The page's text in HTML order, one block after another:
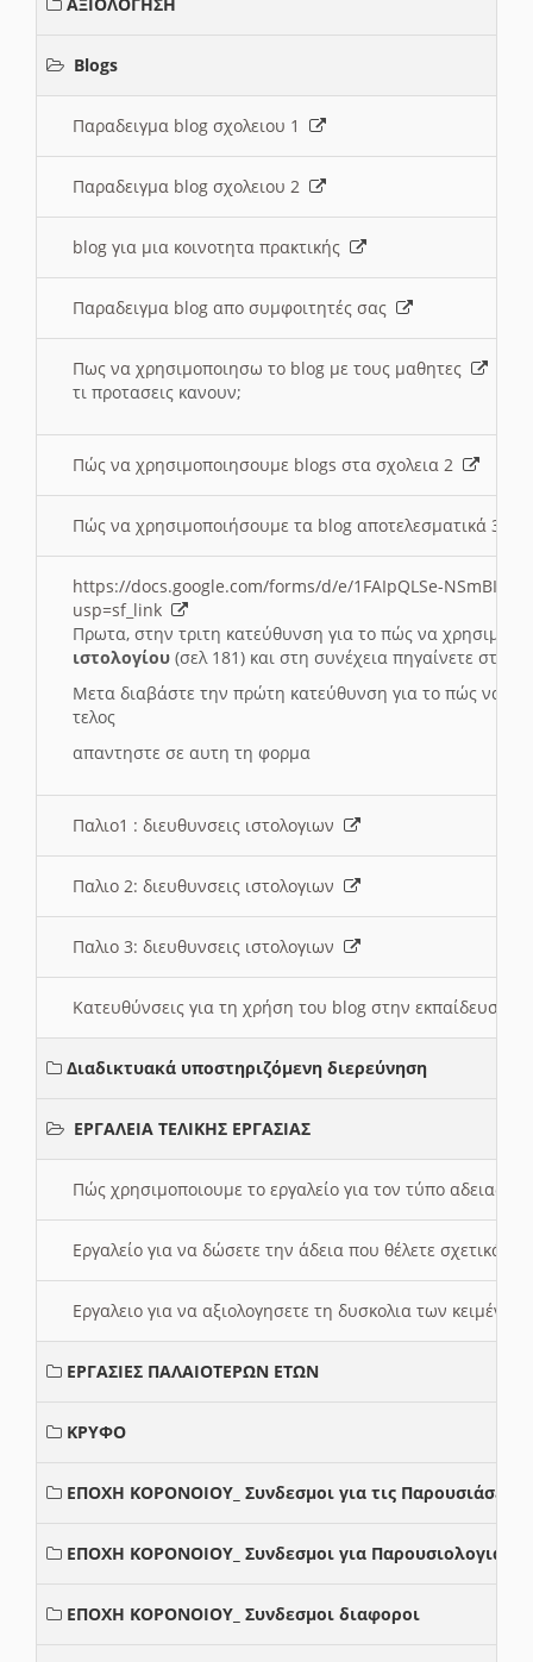
Blogs
Παραδειγμα blog σχολειου 1
Παραδειγμα blog σχολειου 2
blog για μια κοινοτητα πρακτικής
Παραδειγμα blog απο συμφοιτητές σας
Πως να χρησιμοποιησω το blog με τους μαθητες
τι προτασεις κανουν;
Πώς να χρησιμοποιησουμε blogs στα σχολεια 2
Πώς να χρησιμοποιήσουμε τα blog αποτελεσματικά 3
https://docs.google.com/forms/d/e/1FAIpQLSe-NSmBI-
usp=sf_link
Πρωτα, στην τριτη κατεύθυνση για το πώς να
ιστολογίου (σελ 181) και στη συνέχεια πηγαίνετε στο
Μετα διαβάστε την πρώτη κατεύθυνση για το πώς να
τελος
απαντηστε σε αυτη τη φορμα
Παλιο1 : διευθυνσεις ιστολογιων
Παλιο 2: διευθυνσεις ιστολογιων
Παλιο 3: διευθυνσεις ιστολογιων
Κατευθύνσεις για τη χρήση του blog στην εκπαίδευση
Διαδικτυακά υποστηριζόμενη διερεύνηση
ΕΡΓΑΛΕΙΑ ΤΕΛΙΚΗΣ ΕΡΓΑΣΙΑΣ
Πώς χρησιμοποιουμε το εργαλείο για τον τύπο αδειας
Εργαλείο για να δώσετε την άδεια που θέλετε σχετικά
Εργαλειο για να αξιολογησετε τη δυσκολια των
ΕΡΓΑΣΙΕΣ ΠΑΛΑΙΟΤΕΡΩΝ ΕΤΩΝ
ΚΡΥΦΟ
ΕΠΟΧΗ ΚΟΡΟΝΟΙΟΥ_ Συνδεσμοι για τις Παρουσιάσεις
ΕΠΟΧΗ ΚΟΡΟΝΟΙΟΥ_ Συνδεσμοι για Παρουσιολογια
ΕΠΟΧΗ ΚΟΡΟΝΟΙΟΥ_ Συνδεσμοι διαφοροι